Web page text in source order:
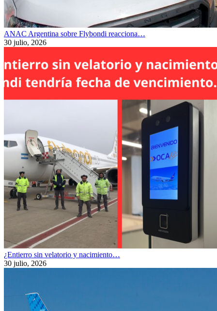
ANAC Argentina sobre Flybondi reacciona…
30 julio, 2026
¿Entierro sin velatorio y nacimiento…
30 julio, 2026